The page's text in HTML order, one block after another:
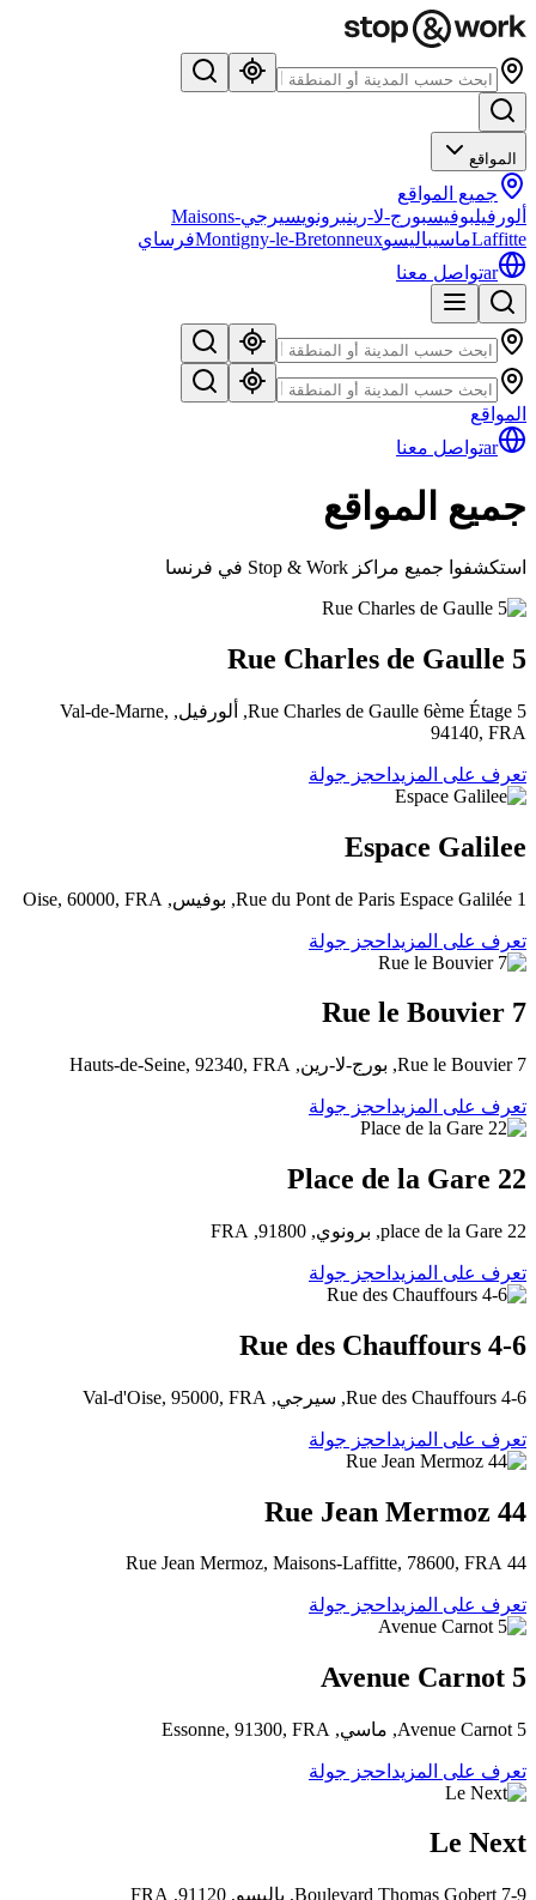
المواقع
جميع المواقع
ألورفيلبوفيسبورج-لا-رينبرونويسيرجيMaisons-
LaffitteماسيباليسوMontigny-le-Bretonneuxفرساي
arتواصل معنا
المواقع
arتواصل معنا
جميع المواقع
استكشفوا جميع مراكز Stop & Work في فرنسا
5 Rue Charles de Gaulle
5 Rue Charles de Gaulle 6ème Étage, ألورفيل, Val-de-Marne,
94140, FRA
تعرف على المزيد احجز جولة
Espace Galilee
1 Rue du Pont de Paris Espace Galilée, بوفيس, Oise, 60000, FRA
تعرف على المزيد احجز جولة
7 Rue le Bouvier
7 Rue le Bouvier, بورج-لا-رين, Hauts-de-Seine, 92340, FRA
تعرف على المزيد احجز جولة
22 Place de la Gare
22 place de la Gare, برونوي, 91800, FRA
تعرف على المزيد احجز جولة
4-6 Rue des Chauffours
4-6 Rue des Chauffours, سيرجي, Val-d'Oise, 95000, FRA
تعرف على المزيد احجز جولة
44 Rue Jean Mermoz
44 Rue Jean Mermoz, Maisons-Laffitte, 78600, FRA
تعرف على المزيد احجز جولة
5 Avenue Carnot
5 Avenue Carnot, ماسي, Essonne, 91300, FRA
تعرف على المزيد احجز جولة
Le Next
7-9 Boulevard Thomas Gobert, باليسو, 91120, FRA